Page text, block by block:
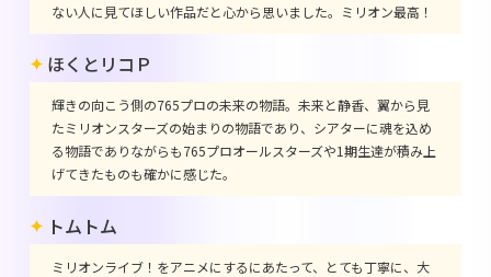
ない人に見てほしい作品だと心から思いました。ミリオン最高！
ほくとリコＰ
輝きの向こう側の765プロの未来の物語。未来と静香、翼から見
たミリオンスターズの始まりの物語であり、シアターに魂を込め
る物語でありながらも765プロオールスターズや1期生達が積み上
げてきたものも確かに感じた。
トムトム
ミリオンライブ！をアニメにするにあたって、とても丁寧に、大